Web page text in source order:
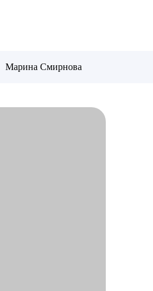
Марина Смирнова